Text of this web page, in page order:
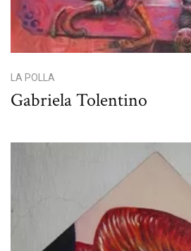
LA POLLA
Gabriela Tolentino